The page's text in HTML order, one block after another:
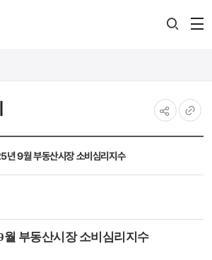
9월 부동산시장 소비심리지수
월 부동산시장 소비심리지수